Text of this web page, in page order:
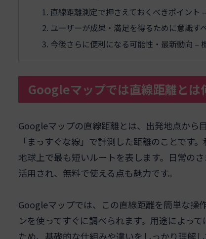
直線距離測定で押さえておくべきポイント
ユーザーが成果・満足を得るために意識
今後さらに便利になる可能性・最新動向 –
Googleマップでは直線距離とは
Googleマップの直線距離とは、出発地点から
「まっすぐな線」で計測した距離のことです
地球上で最も短いルートを表します。日常の
活用され、無料で使える点も魅力です。
Googleマップでは、この直線距離を簡単な操
ンを使ってすぐに調べられます。用途によっ
ため、基礎的な仕組みや違いをしっかり理解し